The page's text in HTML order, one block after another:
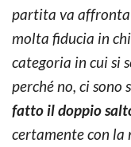
partita va
molta fiducia in
categoria in cui si
perché no, ci sono
fatto il doppio
certamente con la